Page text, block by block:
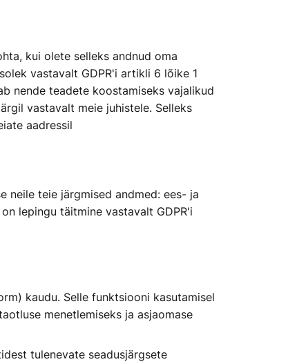
kui olete selleks andnud oma
vastavalt GDPR'i artikli 6 lõike 1
nende teadete koostamiseks vajalikud
vastavalt meie juhistele. Selleks
aadressil
neile teie järgmised andmed: ees- ja
lepingu täitmine vastavalt GDPR'i
kaudu. Selle funktsiooni kasutamisel
menetlemiseks ja asjaomase
tulenevate seadusjärgsete